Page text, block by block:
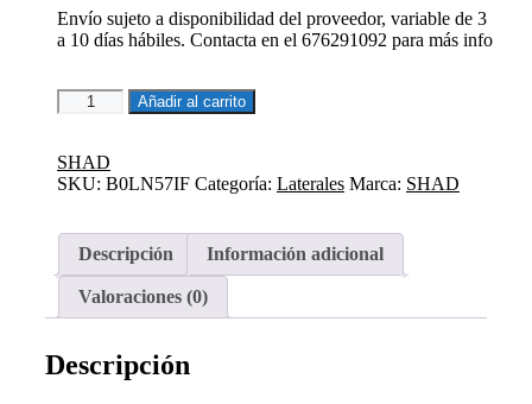
175,28€.148,99€.
Envío sujeto a disponibilidad del proveedor, variable de 3
a 10 días hábiles. Contacta en el 676291092 para más info
3P
SYSTEM
LATERAL
BENELLI
cantidad
Añadir al carrito
SHAD
SKU: B0LN57IF Categoría: Laterales Marca: SHAD
Descripción Información adicional
Valoraciones (0)
Descripción